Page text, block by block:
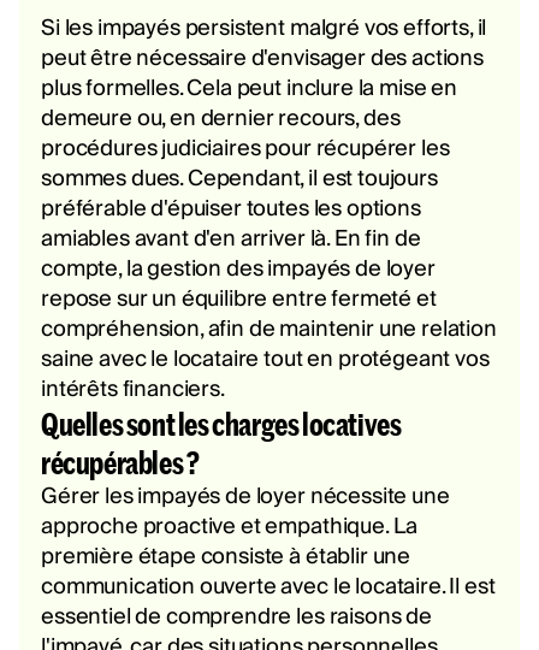
Si les impayés persistent malgré vos efforts, il
peut être nécessaire d'envisager des actions
plus formelles. Cela peut inclure la mise en
demeure ou, en dernier recours, des
procédures judiciaires pour récupérer les
sommes dues. Cependant, il est toujours
préférable d'épuiser toutes les options
amiables avant d'en arriver là. En fin de
compte, la gestion des impayés de loyer
repose sur un équilibre entre fermeté et
compréhension, afin de maintenir une relation
saine avec le locataire tout en protégeant vos
intérêts financiers.
Quelles sont les charges locatives
récupérables ?
Gérer les impayés de loyer nécessite une
approche proactive et empathique. La
première étape consiste à établir une
communication ouverte avec le locataire. Il est
essentiel de comprendre les raisons de